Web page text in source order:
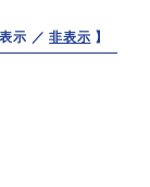
表示 ／非表示 】